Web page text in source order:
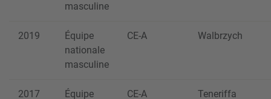
masculine
2019
Équipe
nationale
masculine
CE-A Walbrzych
2017
Équipe
CE-A Teneriffa